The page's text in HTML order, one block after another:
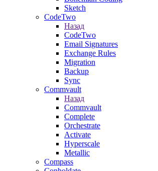
Sketch
CodeTwo
Назад
CodeTwo
Email Signatures
Exchange Rules
Migration
Backup
Sync
Commvault
Назад
Commvault
Complete
Orchestrate
Activate
Hyperscale
Metallic
Compass